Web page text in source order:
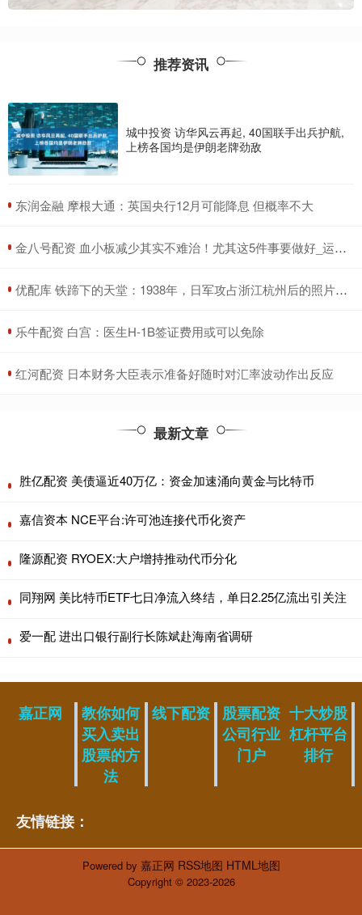
推荐资讯
城中投资 访华风云再起, 40国联手出兵护航,
上榜各国均是伊朗老牌劲敌
​东润金融 摩根大通：英国央行12月可能降息 但概率不大
​金八号配资 血小板减少其实不难治！尤其这5件事要做好_运动_治疗_疾病
​优配库 铁蹄下的天堂：1938年，日军攻占浙江杭州后的照片，令人泪目
​乐牛配资 白宫：医生H-1B签证费用或可以免除
​红河配资 日本财务大臣表示准备好随时对汇率波动作出反应
最新文章
胜亿配资 美债逼近40万亿：资金加速涌向黄金与比特币
嘉信资本 NCE平台:许可池连接代币化资产
隆源配资 RYOEX:大户增持推动代币分化
同翔网 美比特币ETF七日净流入终结，单日2.25亿流出引关注
爱一配 进出口银行副行长陈斌赴海南省调研
嘉正网
教你如何
买入卖出
股票的方
法
线下配资 股票配资
公司行业
门户
十大炒股
杠杆平台
排行
友情链接：
Powered by 嘉正网 RSS地图 HTML地图
Copyright © 2023-2026